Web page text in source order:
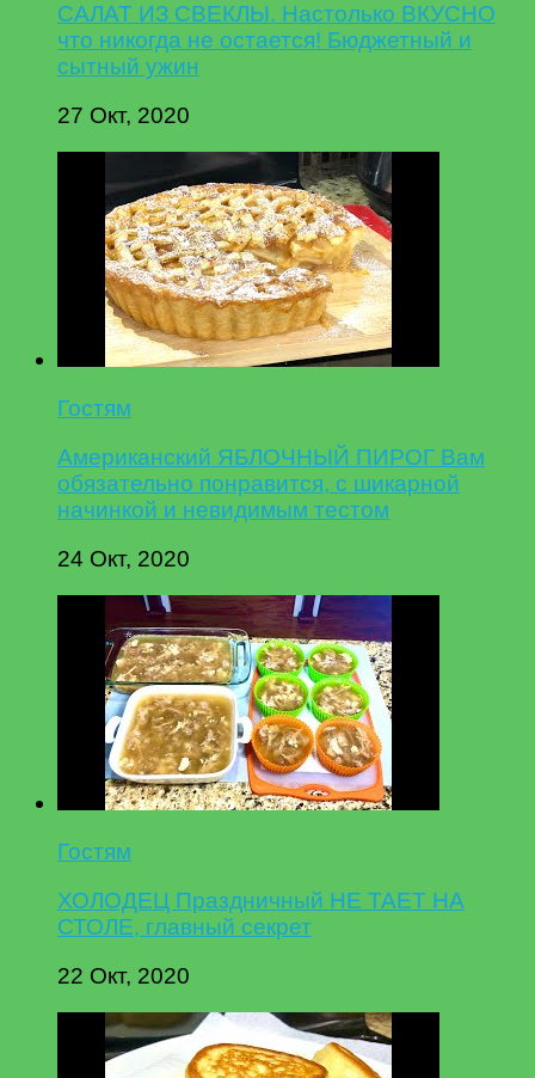
САЛАТ ИЗ СВЕКЛЫ. Настолько ВКУСНО
что никогда не остается! Бюджетный и
сытный ужин
27 Окт, 2020
Гостям
Американский ЯБЛОЧНЫЙ ПИРОГ Вам
обязательно понравится, с шикарной
начинкой и невидимым тестом
24 Окт, 2020
Гостям
ХОЛОДЕЦ Праздничный НЕ ТАЕТ НА
СТОЛЕ, главный секрет
22 Окт, 2020